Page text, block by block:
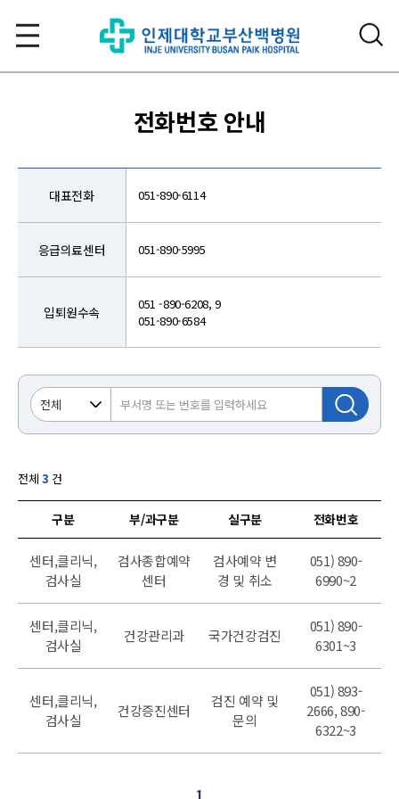
전화번호 안내
대표전화 051-890-6114
응급의료센터 051-890-5995
입퇴원수속
051 -890-6208, 9
051-890-6584
전체 3 건
구분 부/과구분 실구분 전화번호
센터,클리닉,
검사실
검사종합예약
센터
검사예약 변
경 및 취소
051) 890-
6990~2
센터,클리닉,
검사실
건강관리과 국가건강검진
051) 890-
6301~3
센터,클리닉,
검사실
건강증진센터
검진 예약 및
문의
051) 893-
2666, 890-
6322~3
1